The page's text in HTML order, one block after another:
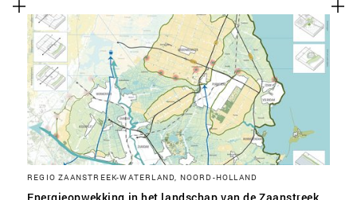
REGIO ZAANSTREEK-WATERLAND, NOORD-HOLLAND